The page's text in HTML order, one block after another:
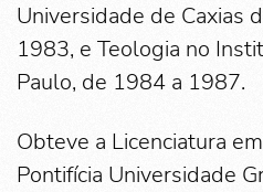
Universidade de Caxias
1983, e Teologia no
Paulo, de 1984 a 1987.
Obteve a Licenciatura
Pontifícia Universidade